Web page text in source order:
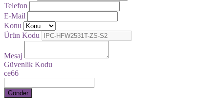
Telefon
E-Mail
Konu
Ürün Kodu
Mesaj
Güvenlik Kodu
ce66
Gönder